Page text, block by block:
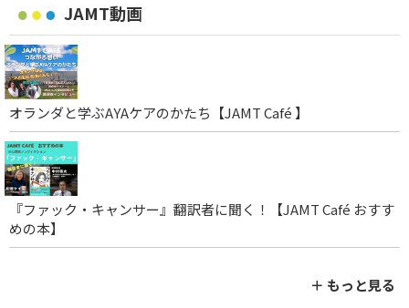
JAMT動画
オランダと学ぶAYAケアのかたち【JAMT Café 】
『ファック・キャンサー』翻訳者に聞く！【JAMT Café おすす
めの本】
＋ もっと見る